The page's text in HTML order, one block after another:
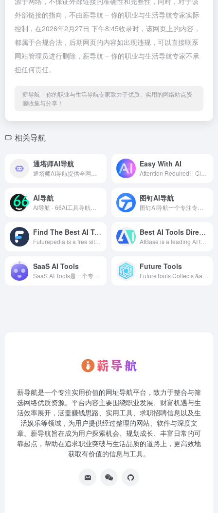
外部链接的指向，不由薪导航 – 你的职业与生活导航专家实际
控制，在2026年2月27日 下午8:45收录时，该网页上的内容，
都属于合规合法，后期网页的内容如出现违规，可以直接联系
网站管理员进行删除，薪导航 – 你的职业与生活导航专家不承
担任何责任。
薪导航 – 你的职业与生活导航专家致力于优质、实用的网络站点资
源收集与分享！
相关导航
通塔师AI导航 Easy With AI
AI导航 图钉AI导航
Find The Best AI Tools Best AI Tools Directory
SaaS AI Tools Future Tools
薪导航是一个专注实用价值的网址导航平台，致力于整合与筛
选网络优质资源。平台内容主要围绕职业发展、财富机遇与生
活效率展开，涵盖赚钱思路、实用工具、求职招聘信息以及生
活娱乐等领域，为用户提供经过整理的网站、软件与深度文
章。薪导航旨在成为用户探索机会、规划成长、丰富日常的可
靠起点，帮助在追求职业突破与生活品质的道路上，更高效地
获取有价值的信息与工具。